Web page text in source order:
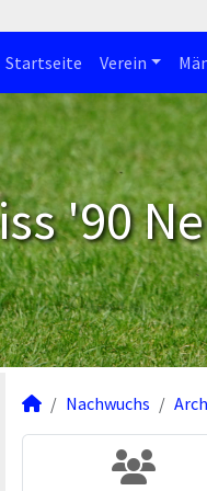
Startseite Verein
'90
Nachwuchs